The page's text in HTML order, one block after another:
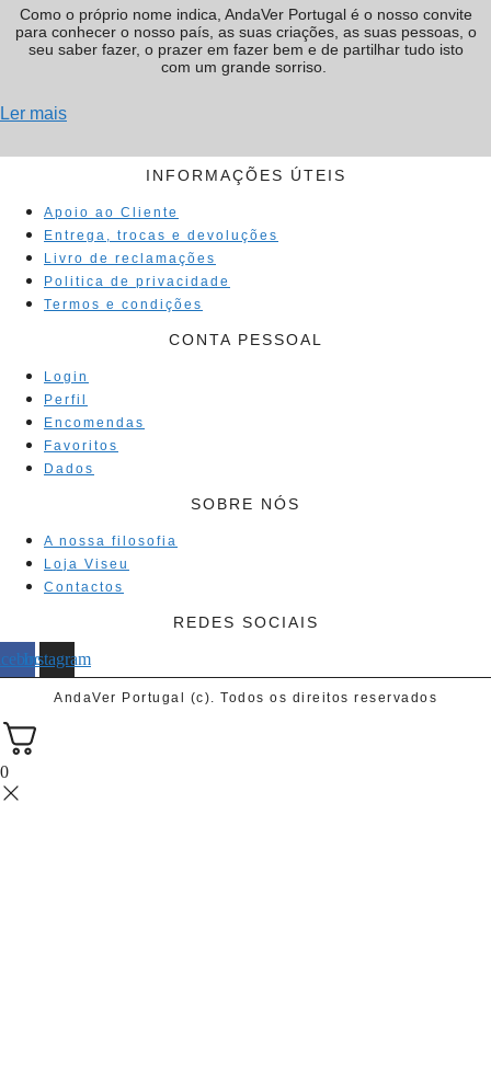
Como o próprio nome indica, AndaVer Portugal é o nosso convite
para conhecer o nosso país, as suas criações, as suas pessoas, o
seu saber fazer, o prazer em fazer bem e de partilhar tudo isto
com um grande sorriso.
Ler mais
INFORMAÇÕES ÚTEIS
Apoio ao Cliente
Entrega, trocas e devoluções
Livro de reclamações
Politica de privacidade
Termos e condições
CONTA PESSOAL
Login
Perfil
Encomendas
Favoritos
Dados
SOBRE NÓS
A nossa filosofia
Loja Viseu
Contactos
REDES SOCIAIS
Instagram
AndaVer Portugal (c). Todos os direitos reservados
0